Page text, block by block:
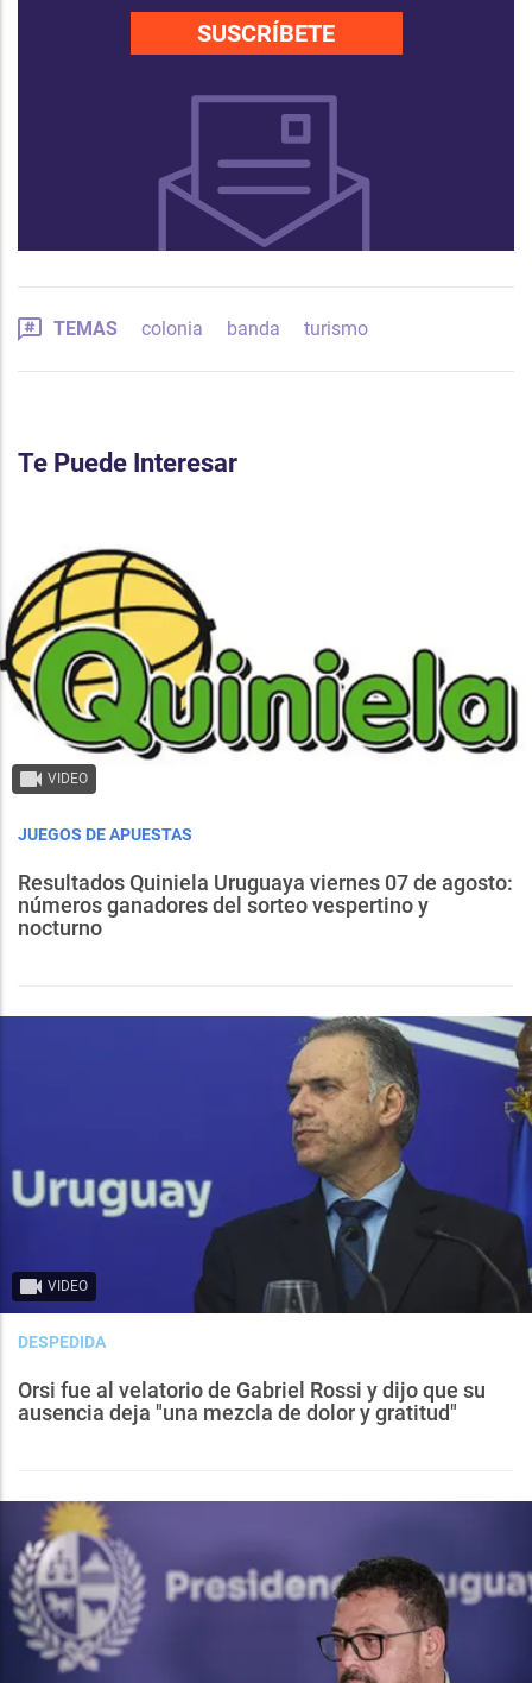
SUSCRÍBETE
TEMAS colonia banda turismo
Te Puede Interesar
VIDEO
JUEGOS DE APUESTAS
Resultados Quiniela Uruguaya viernes 07 de agosto:
números ganadores del sorteo vespertino y
nocturno
VIDEO
DESPEDIDA
Orsi fue al velatorio de Gabriel Rossi y dijo que su
ausencia deja "una mezcla de dolor y gratitud"